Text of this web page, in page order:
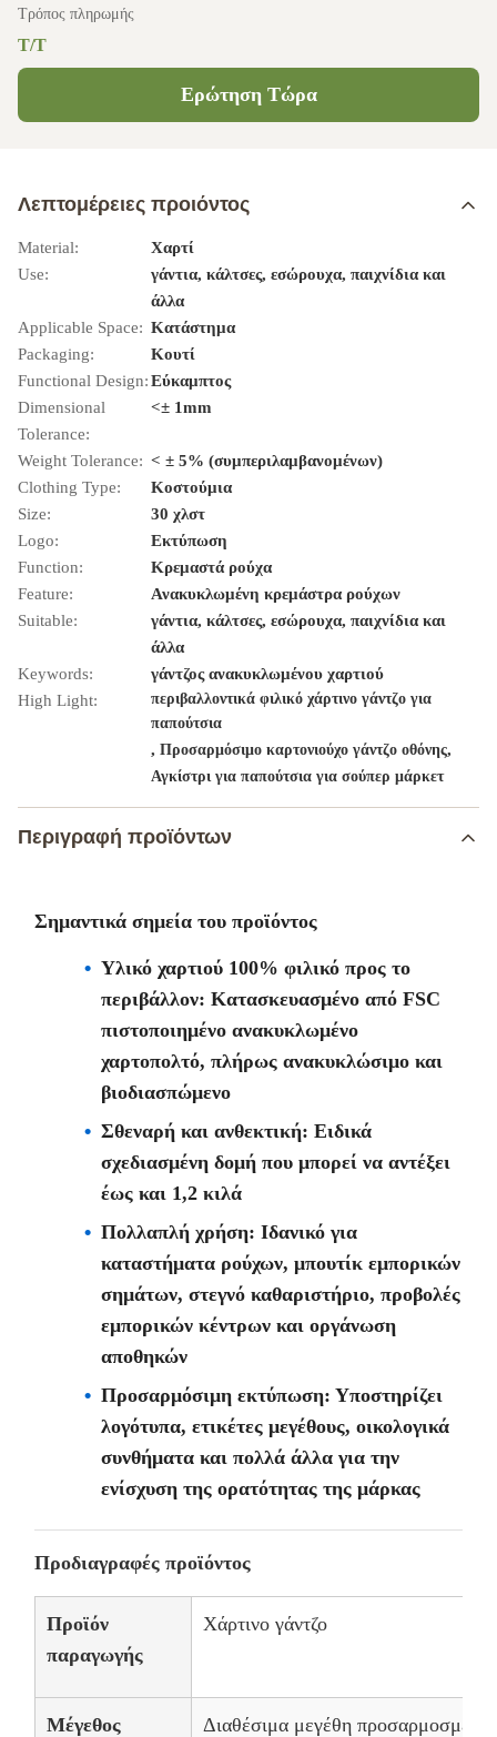
Τρόπος πληρωμής
T/T
Ερώτηση Τώρα
Λεπτομέρειες προιόντος
Material:
Χαρτί
Use:
γάντια, κάλτσες, εσώρουχα, παιχνίδια και
άλλα
Applicable Space: Κατάστημα
Packaging:
Κουτί
Functional Design:Εύκαμπτος
Dimensional
Tolerance:
<± 1mm
Weight Tolerance: < ± 5% (συμπεριλαμβανομένων)
Clothing Type:
Κοστούμια
Size:
30 χλστ
Logo:
Εκτύπωση
Function:
Κρεμαστά ρούχα
Feature:
Ανακυκλωμένη κρεμάστρα ρούχων
Suitable:
γάντια, κάλτσες, εσώρουχα, παιχνίδια και
άλλα
Keywords:
γάντζος ανακυκλωμένου χαρτιού
High Light:
περιβαλλοντικά φιλικό χάρτινο γάντζο για
παπούτσια
, Προσαρμόσιμο καρτονιούχο γάντζο οθόνης,
Αγκίστρι για παπούτσια για σούπερ μάρκετ
Περιγραφή προϊόντων
Σημαντικά σημεία του προϊόντος
Υλικό χαρτιού 100% φιλικό προς το
περιβάλλον: Κατασκευασμένο από FSC
πιστοποιημένο ανακυκλωμένο
χαρτοπολτό, πλήρως ανακυκλώσιμο και
βιοδιασπώμενο
Σθεναρή και ανθεκτική: Ειδικά
σχεδιασμένη δομή που μπορεί να αντέξει
έως και 1,2 κιλά
Πολλαπλή χρήση: Ιδανικό για
καταστήματα ρούχων, μπουτίκ εμπορικών
σημάτων, στεγνό καθαριστήριο, προβολές
εμπορικών κέντρων και οργάνωση
αποθηκών
Προσαρμόσιμη εκτύπωση: Υποστηρίζει
λογότυπα, ετικέτες μεγέθους, οικολογικά
συνθήματα και πολλά άλλα για την
ενίσχυση της ορατότητας της μάρκας
Προδιαγραφές προϊόντος
Προϊόν
παραγωγής
Χάρτινο γάντζο
Μέγεθος Διαθέσιμα μεγέθη προσαρμοσμένα